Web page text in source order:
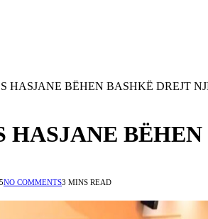
HASJANE BËHEN BASHKË DREJT
HASJANE
NO COMMENTS3 MINS READ